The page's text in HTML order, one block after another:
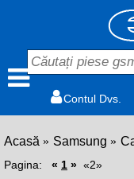
Contul Dvs.
Acasă Samsung
Pagina: « 1 » «2»